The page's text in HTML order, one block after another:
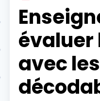
évaluer
avec